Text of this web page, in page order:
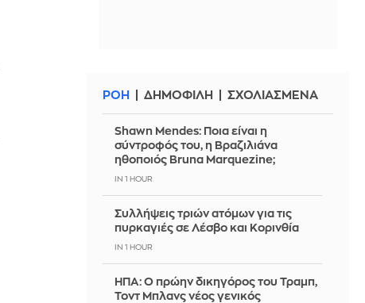
ΡΟΗ ΔΗΜΟΦΙΛΗ ΣΧΟΛΙΑΣΜΕΝΑ
Shawn Mendes: Ποια είναι η
σύντροφός του, η Βραζιλιάνα
ηθοποιός Bruna Marquezine;
IN 1 HOUR
Συλλήψεις τριών ατόμων για τις
πυρκαγιές σε Λέσβο και Κορινθία
IN 1 HOUR
ΗΠΑ: Ο πρώην δικηγόρος του Τραμπ,
Τοντ Μπλανς νέος γενικός